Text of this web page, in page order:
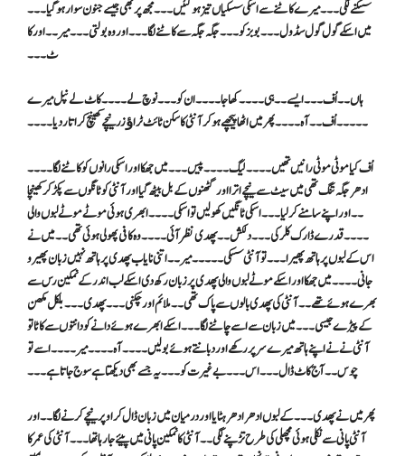
سسکنے لگی ۔۔۔ میرے کاٹنے سے اسکی سسکیاں تیز ہو گئیں ۔۔۔ مجھ پر بھی جیسے جنون سوار ہو گیا ۔۔۔
میں اسکے گول گول سڈول ۔۔۔ بوبز کو ۔۔۔ جگہ جگہ سے کاٹنے لگا ۔۔۔ اور وہ بولتی ۔۔۔ میر ۔۔ اور کا
ٹ۔۔۔
ہاں ۔۔اُف ۔۔۔ایسے ۔۔ہی ۔۔۔۔ کھا جا ۔۔۔۔ ان کو۔۔۔ نوچ لے ۔۔۔۔ کاٹ لے نپل میرے
۔۔۔۔۔ اُف ۔۔ آہ ۔۔۔۔ پھر میں اٹھا پیچھے ہوکر آنٹی کا سکن ٹائٹ ٹراﺅزر نیچے کھینچ کر اتار دیا ۔۔۔۔
اُف کیا موٹی موٹی رانیں تھیں ۔۔۔۔ لیگ ۔۔۔۔ پیس ۔۔۔ میں جھکا اور اسکی رانوں کو کاٹنے لگا ۔۔۔۔
ادھر جگہ تنگ تھی میں سیٹ سے نیچے اترا اور گٹھنوں کے بل بیٹھ گیا اور آنٹی کو ٹانگوں سے پکڑ کر کھینچا
۔۔اور اپنے سامنے کر لیا ۔۔۔اسکی ٹانگیں کھولیں تو اسکی ۔۔۔۔ ابھری ہوئی موٹے موٹے لبوں والی
۔۔۔۔ قدرے ڈارک کلر کی ۔۔۔ دلکش ۔۔پھدی نظر آئی ۔۔۔۔ وہ کافی پھولی ہوئی تھی ۔۔ میں نے
اس کے لبوں پر ہاتھ پھیرا ۔۔۔ تو آنٹی سسکی ۔۔۔۔۔ میر ۔۔ اتنی نایاب پھدی پر ہاتھ نہیں زبان پھیرو
جانی ۔۔۔۔ میں جھکا اور اسکے موٹے لبوں والی پھدی پر زبان رکھ دی اسکے لب اندر کے نمکین رس سے
بھرے ہوئے تھے ۔۔ آنٹی کی پھدی بالوں سے پاک تھی ۔۔ملائم اور چکنی ۔۔۔ پھدی ۔۔۔ بلکل مکھن
کے پیڑے جیسی ۔۔۔ میں زبان سے اسے چاٹنے لگا ۔۔۔ اسکے ابھرے ہوئے دانے کو دانتوں سے کاٹا تو
آنٹی نے نے اپنے ہاتھ میرے سر پررکھے اور دبانتے ہوئے بولیں ۔۔۔۔ آہ ۔۔۔۔ میر ۔۔۔۔ اسے تو
چوس ۔۔آج کاٹ ڈال ۔۔۔ اس ۔۔۔ بے غیرت کو ۔۔۔ یہ جسے بھی دیکھتا ہے سوج جاتا ہے ۔۔۔
پھر میں نے پھدی ۔۔۔ کے لبوں ادھر ادھر ہٹایا اور درمیان میں زبان ڈال کر اوپر نیچے کرنے لگا ۔۔اور
آنٹی پانی سے نکلی ہوئی مچھلی کی طرح تڑپنے لگی ۔۔آنٹی کا نمکین پانی میں پیئے جارہا تھا ۔۔۔ آنٹی کی عمر کا